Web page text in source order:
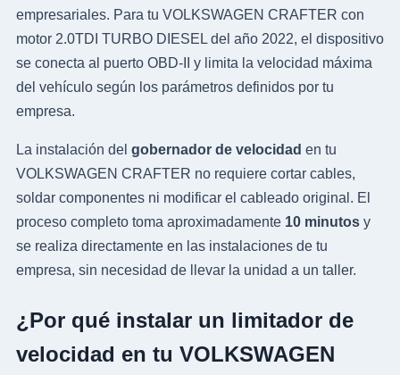
empresariales. Para tu VOLKSWAGEN CRAFTER con
motor 2.0TDI TURBO DIESEL del año 2022, el dispositivo
se conecta al puerto OBD-II y limita la velocidad máxima
del vehículo según los parámetros definidos por tu
empresa.
La instalación del gobernador de velocidad en tu
VOLKSWAGEN CRAFTER no requiere cortar cables,
soldar componentes ni modificar el cableado original. El
proceso completo toma aproximadamente 10 minutosy
se realiza directamente en las instalaciones de tu
empresa, sin necesidad de llevar la unidad a un taller.
¿Por qué instalar un limitador de
velocidad en tu VOLKSWAGEN